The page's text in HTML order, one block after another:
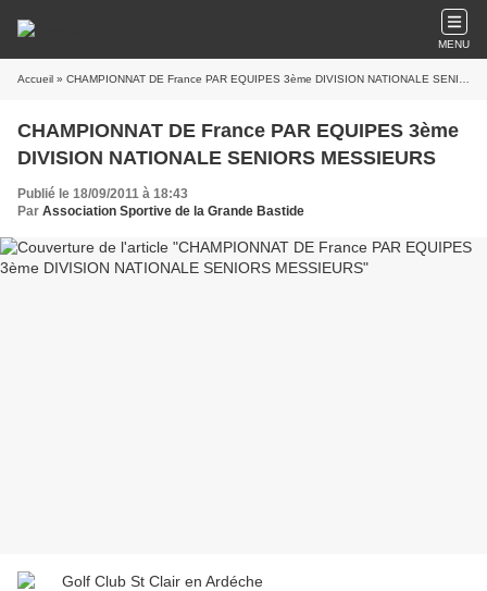
MENU
Accueil » CHAMPIONNAT DE France PAR EQUIPES 3ème DIVISION NATIONALE SENIORS MESSIEURS
CHAMPIONNAT DE France PAR EQUIPES 3ème
DIVISION NATIONALE SENIORS MESSIEURS
Publié le 18/09/2011 à 18:43
Par Association Sportive de la Grande Bastide